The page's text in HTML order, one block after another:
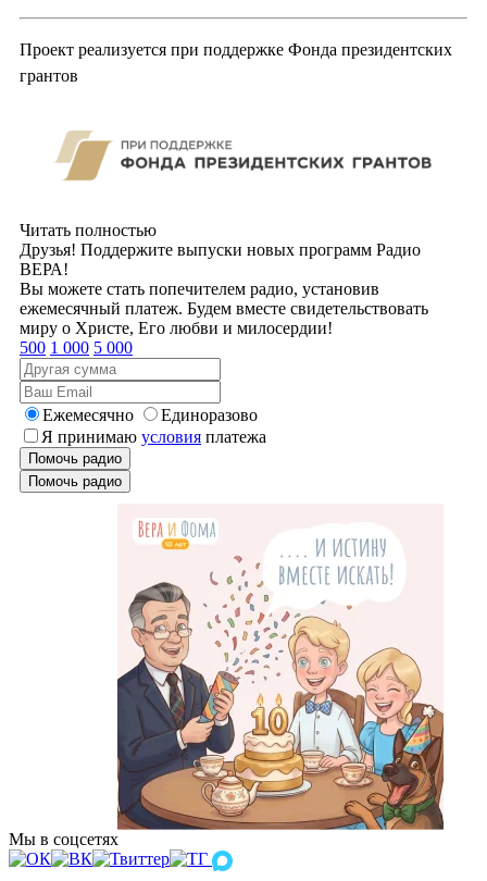
Проект реализуется при поддержке Фонда президентских
грантов
Читать полностью
Друзья! Поддержите выпуски новых программ Радио
ВЕРА!
Вы можете стать попечителем радио, установив
ежемесячный платеж. Будем вместе свидетельствовать
миру о Христе, Его любви и милосердии!
500 1 000 5 000
Ежемесячно
Единоразово
Я принимаю условия платежа
Помочь радио
Помочь радио
Мы в соцсетях